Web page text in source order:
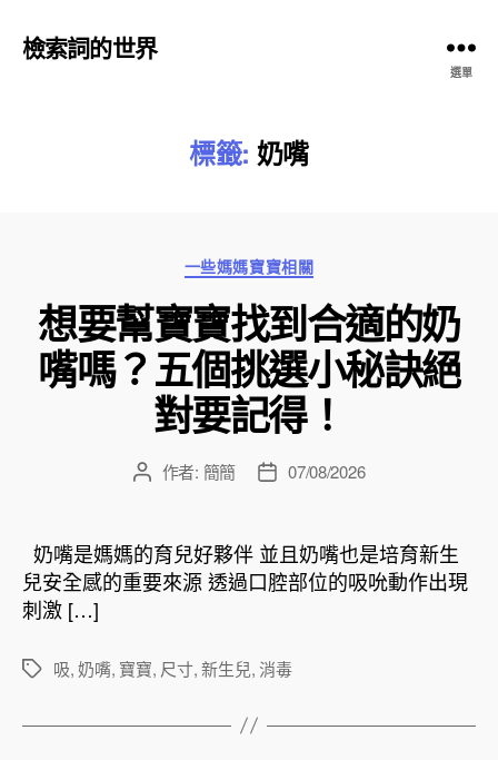
檢索詞的世界
選單
標籤: 奶嘴
分
類
一些媽媽寶寶相關
想要幫寶寶找到合適的奶
嘴嗎？五個挑選小秘訣絕
對要記得！
文
者
作者: 簡簡
文
佈
日
期
07/08/2026
奶嘴是媽媽的育兒好夥伴 並且奶嘴也是培育新生
兒安全感的重要來源 透過口腔部位的吸吮動作出現
刺激 […]
標
吸,奶嘴, 寶寶, 尺寸,新生兒,消毒